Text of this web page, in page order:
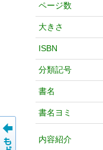
ページ数
大きさ
ISBN
分類記号
書名
書名ヨミ
内容紹介